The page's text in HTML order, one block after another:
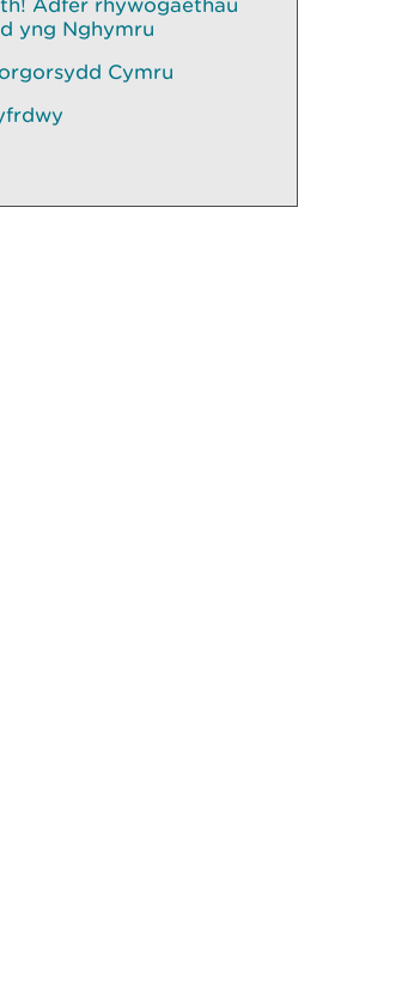
Adfer rhywogaethau
yng Nghymru
Cymru